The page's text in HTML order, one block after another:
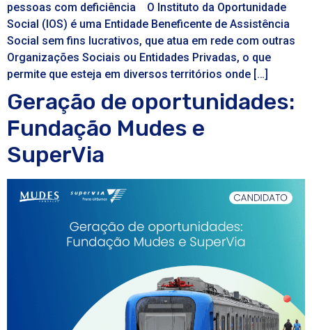
pessoas com deficiência O Instituto da Oportunidade
Social (IOS) é uma Entidade Beneficente de Assistência
Social sem fins lucrativos, que atua em rede com outras
Organizações Sociais ou Entidades Privadas, o que
permite que esteja em diversos territórios onde […]
Geração de oportunidades:
Fundação Mudes e
SuperVia